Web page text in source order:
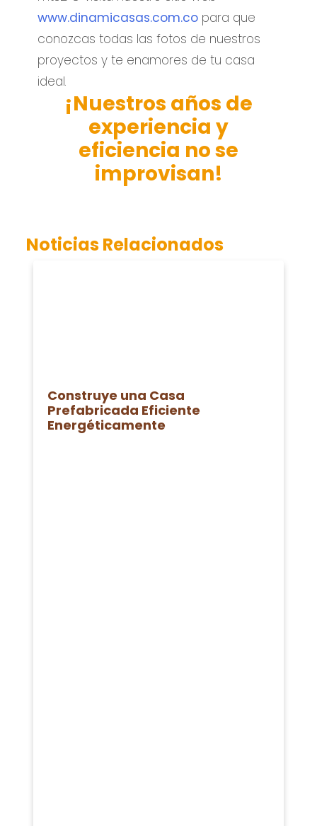
www.dinamicasas.com.co para que
conozcas todas las fotos de nuestros
proyectos y te enamores de tu casa
ideal.
¡Nuestros años de
experiencia y
eficiencia no se
improvisan!
Noticias Relacionados
Construye una Casa
Prefabricada Eficiente
Energéticamente